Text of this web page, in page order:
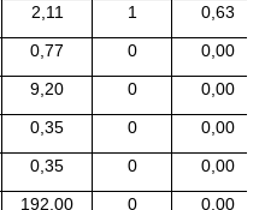
2,11 1
0,63
0,77 0
0,00
9,20 0
0,00
0,35 0
0,00
0,35 0
0,00
192,00 0
0,00